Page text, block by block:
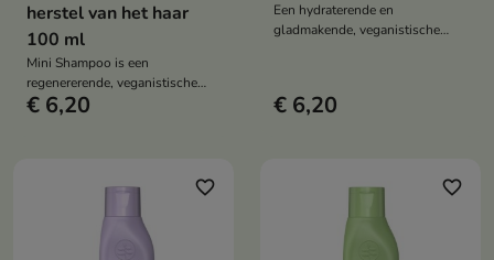
herstel van het haar
100 ml
Mini Shampoo is een
regenererende, veganistische
shampoo voor beschadigd en
natuurlijke glans – perfect voor
€ 6,20
Een hydraterende en
gladmakende, veganistische
haar helpt te temmen – ook
€ 6,20
favorite_border favorite_border